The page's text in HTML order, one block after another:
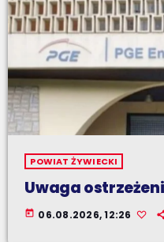
POWIAT ŻYWIECKI
Uwaga
today 06.08.2026, 12:26